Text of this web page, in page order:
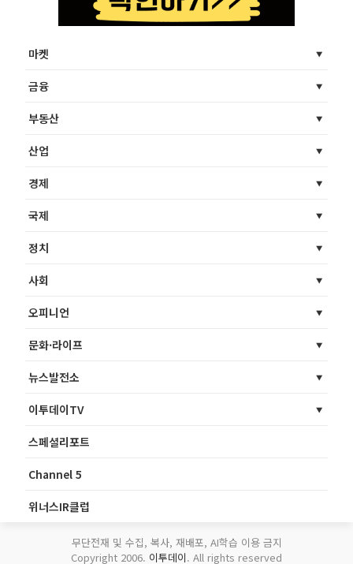
마켓
금융
부동산
산업
경제
국제
정치
사회
오피니언
문화·라이프
뉴스발전소
이투데이TV
스페셜리포트
Channel 5
위너스IR클럽
무단전재 및 수집, 복사, 재배포, AI학습 이용 금지
Copyright 2006. 이투데이. All rights reserved